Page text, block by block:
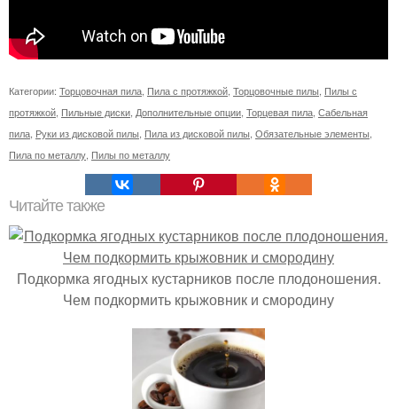
Категории: Торцовочная пила Пила с протяжкой Торцовочные пилы Пилы с
протяжкой Пильные диски Дополнительные опции Торцевая пила Сабельная
пила Руки из дисковой пилы Пила из дисковой пилы Обязательные элементы
Пила по металлу Пилы по металлу
Читайте также
Подкормка ягодных кустарников после плодоношения.
Чем подкормить крыжовник и смородину